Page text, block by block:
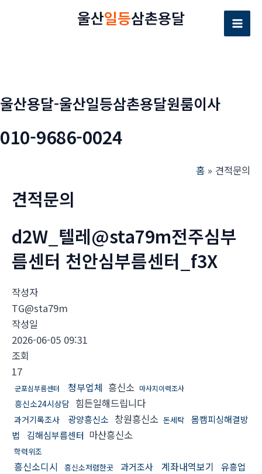
뛰
울산일등삼촌용달
Main
울산용달-울산일등삼촌용달원룸이사
010-9686-0024
홈 견적문의
견적문의
d2W_텔레@sta79m전주심부
름센터 천안심부름센터_f3X
작성자
TG@sta79m
작성일
2026-06-05 09:31
조회
17
군포심부름센터 청부업체 흥신소 마사지이력조사
흥신소24시상담 힘든일해드립니다
과거기록조사 광양흥신소 창원흥신소 돈세탁
몸캠피싱해결방
법
김해심부름센터 마산흥신소
학력위조
흥신소디시 흥신소저렴한곳 과거조사 계좌내역보기
유흥업